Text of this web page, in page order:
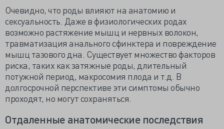
Очевидно, что роды влияют на анатомию и
сексуальность. Даже в физиологических родах
возможно растяжение мышц и нервных волокон,
травматизация анального сфинктера и повреждение
мышц тазового дна. Существует множество факторов
риска, таких как затяжные роды, длительный
потужной период, макросомия плода и т.д. В
долгосрочной перспективе эти симптомы обычно
проходят, но могут сохраняться.
Отдаленные анатомические последствия